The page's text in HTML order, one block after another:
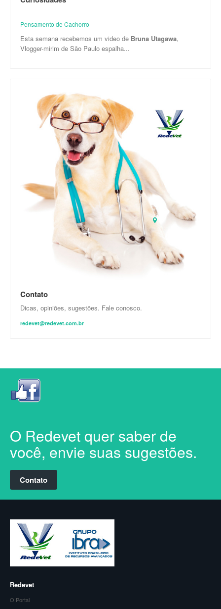
Pensamento de Cachorro
Esta semana recebemos um video de Bruna Utagawa,
Vlogger-mirim de São Paulo espalha...
Contato
Dicas, opiniões, sugestões. Fale conosco.
redevet@redevet.com.br
O Redevet quer saber de
você, envie suas sugestões.
Contato
Redevet
O Portal